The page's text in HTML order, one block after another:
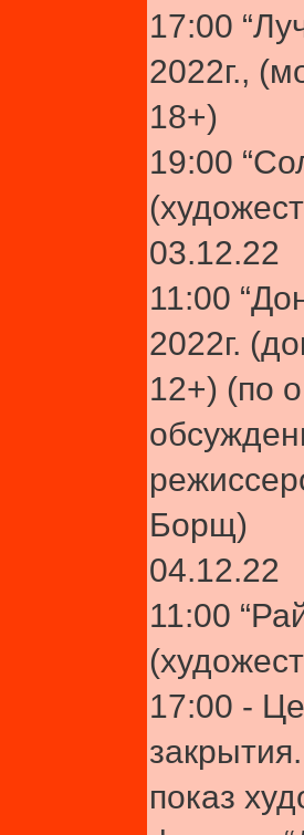
17:00
2022г.,
18+)
19:00
03.12.22
11:00
2022г.
12+) (по
Борщ)
04.12.22
11:00
17:00 -
показ